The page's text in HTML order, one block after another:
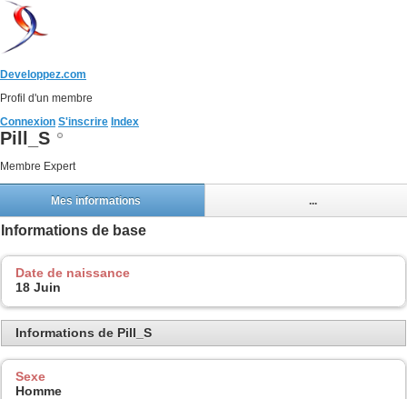
Developpez.com
Profil d'un membre
Connexion S'inscrire Index
Pill_S
Membre Expert
Mes informations ...
Informations de base
Date de naissance
18 Juin
Informations de Pill_S
Sexe
Homme